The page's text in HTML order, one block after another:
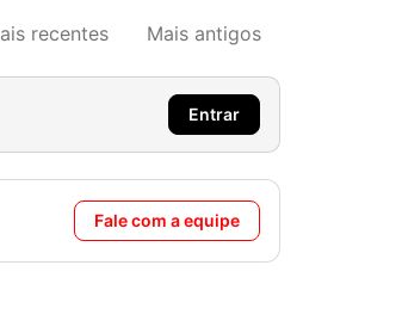
recentes Mais antigos
Entrar
Fale com a equipe